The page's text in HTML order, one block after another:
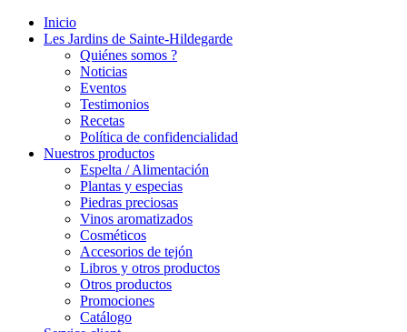
Inicio
Les Jardins de Sainte-Hildegarde
Quiénes somos ?
Noticias
Eventos
Testimonios
Recetas
Política de confidencialidad
Nuestros productos
Espelta / Alimentación
Plantas y especias
Piedras preciosas
Vinos aromatizados
Cosméticos
Accesorios de tejón
Libros y otros productos
Otros productos
Promociones
Catálogo